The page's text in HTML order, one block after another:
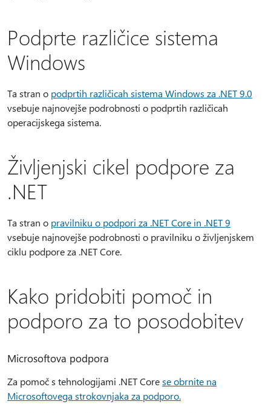
Podprte različice sistema
Windows
Ta stran o podprtih različicah sistema Windows za .NET 9.0
vsebuje najnovejše podrobnosti o podprtih različicah
operacijskega sistema.
Življenjski cikel podpore za
.NET
Ta stran o pravilniku o podpori za .NET Core in .NET 9
vsebuje najnovejše podrobnosti o pravilniku o življenjskem
ciklu podpore za .NET Core.
Kako pridobiti pomoč in
podporo za to posodobitev
Microsoftova podpora
Za pomoč s tehnologijami .NET Corese obrnite na
Microsoftovega strokovnjaka za podporo.